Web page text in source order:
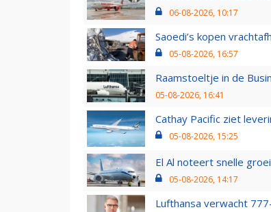
06-08-2026, 10:17
Saoedi’s kopen
05-08-2026, 16:57
Raamstoeltje in de
05-08-2026, 16:41
Cathay Pacific ziet
05-08-2026, 15:25
El Al noteert snelle
05-08-2026, 14:17
Lufthansa verwacht